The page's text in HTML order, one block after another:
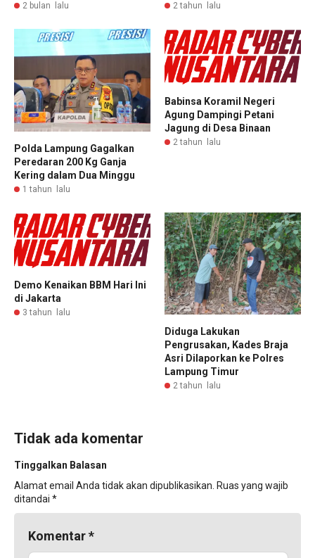
2 bulan lalu 2 tahun lalu
Polda Lampung Gagalkan
Peredaran 200 Kg Ganja
Kering dalam Dua Minggu
1 tahun lalu
Babinsa Koramil Negeri
Agung Dampingi Petani
Jagung di Desa Binaan
2 tahun lalu
Demo Kenaikan BBM Hari Ini
di Jakarta
3 tahun lalu
Diduga Lakukan
Pengrusakan, Kades Braja
Asri Dilaporkan ke Polres
Lampung Timur
2 tahun lalu
Tidak ada komentar
Tinggalkan Balasan
Alamat email Anda tidak akan dipublikasikan. Ruas yang wajib
ditandai *
Komentar*